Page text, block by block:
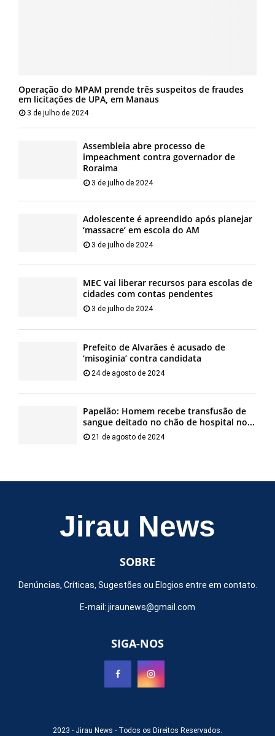
Operação do MPAM prende três suspeitos de fraudes
em licitações de UPA, em Manaus
3 de julho de 2024
Assembleia abre processo de
impeachment contra governador de
Roraima
3 de julho de 2024
Adolescente é apreendido após planejar
‘massacre’ em escola do AM
3 de julho de 2024
MEC vai liberar recursos para escolas de
cidades com contas pendentes
3 de julho de 2024
Prefeito de Alvarães é acusado de
‘misoginia’ contra candidata
24 de agosto de 2024
Papelão: Homem recebe transfusão de
sangue deitado no chão de hospital no...
21 de agosto de 2024
Jirau News
SOBRE
Denúncias, Críticas, Sugestões ou Elogios entre em contato.
E-mail: jiraunews@gmail.com
SIGA-NOS
2023 - Jirau News - Todos os Direitos Reservados.